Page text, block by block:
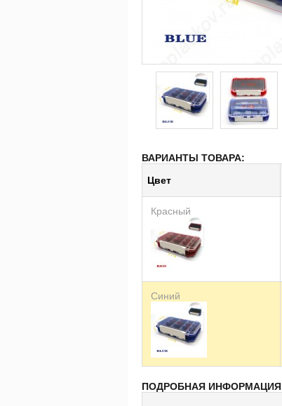
ВАРИАНТЫ ТОВАРА:
Цвет
Красный
Синий
ПОДРОБНАЯ ИНФОРМАЦИЯ